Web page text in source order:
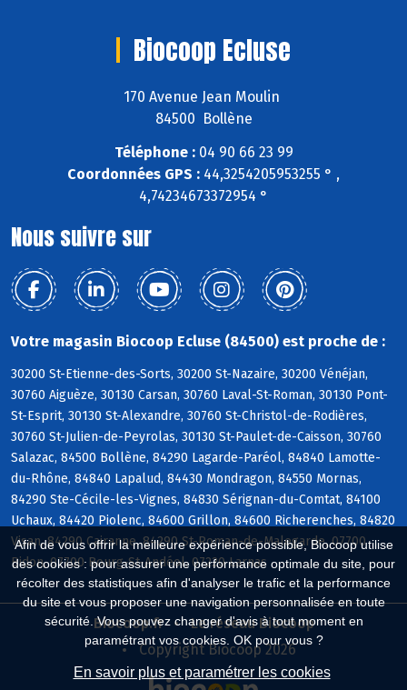
Afin de vous offrir la meilleure expérience possible, Biocoop utilise
des cookies : pour assurer une performance optimale du site, pour
récolter des statistiques afin d'analyser le trafic et la performance
du site et vous proposer une navigation personnalisée en toute
sécurité. Vous pouvez changer d'avis à tout moment en
paramétrant vos cookies. OK pour vous ?
En savoir plus et paramétrer les cookies
Biocoop Ecluse
170 Avenue Jean Moulin
84500 Bollène
Téléphone :04 90 66 23 99
Coordonnées GPS : 44,3254205953255 ° ,
4,74234673372954 °
Nous suivre sur
Votre magasin Biocoop Ecluse (84500) est proche de :
30200 St-Etienne-des-Sorts, 30200 St-Nazaire, 30200 Vénéjan,
30760 Aiguèze, 30130 Carsan, 30760 Laval-St-Roman, 30130 Pont-
St-Esprit, 30130 St-Alexandre, 30760 St-Christol-de-Rodières,
30760 St-Julien-de-Peyrolas, 30130 St-Paulet-de-Caisson, 30760
Salazac, 84500 Bollène, 84290 Lagarde-Paréol, 84840 Lamotte-
du-Rhône, 84840 Lapalud, 84430 Mondragon, 84550 Mornas,
84290 Ste-Cécile-les-Vignes, 84830 Sérignan-du-Comtat, 84100
Uchaux, 84420 Piolenc, 84600 Grillon, 84600 Richerenches, 84820
Visan, 84290 Cairanne, 84290 St-Roman-de-Malegarde, 07700
Bidon, 07700 Bourg-St-Andéol, 07220 Larnas
Biocoop.fr
Le réseau Biocoop
Copyright Biocoop 2026